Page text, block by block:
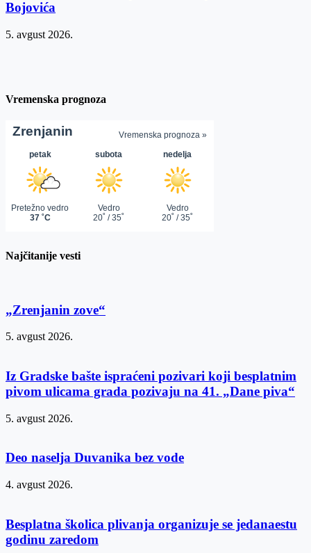
Bojovića
5. avgust 2026.
Vremenska prognoza
Najčitanije vesti
„Zrenjanin zove“
5. avgust 2026.
Iz Gradske bašte ispraćeni pozivari koji besplatnim
pivom ulicama grada pozivaju na 41. „Dane piva“
5. avgust 2026.
Deo naselja Duvanika bez vode
4. avgust 2026.
Besplatna školica plivanja organizuje se jedanaestu
godinu zaredom